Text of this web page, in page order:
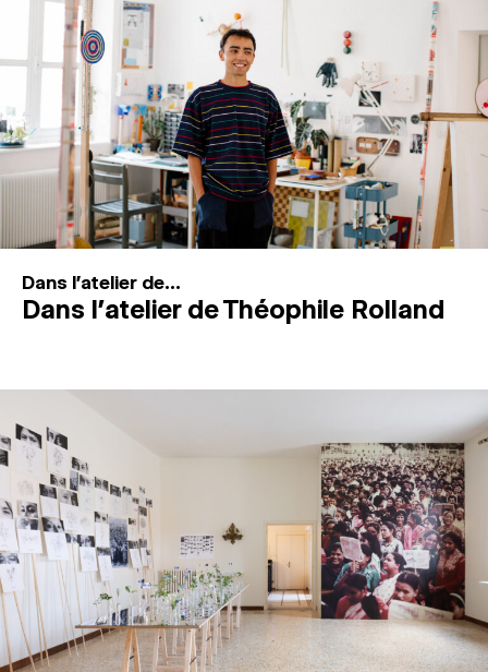
MAGAZINE
ESPACES DE PRATIQUE ARTISTIQUE ↓
Recherche
Connexion
Dans l'atelier de...
Dans l’atelier de Théophile Rolland